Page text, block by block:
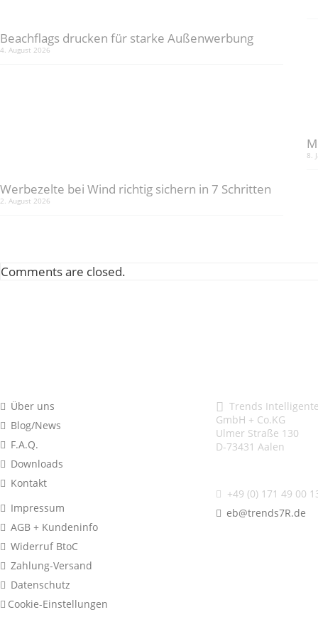
Beachflags drucken für starke Außenwerbung
4. August 2026
Werbezelte bei Wind richtig sichern in 7 Schritten
2. August 2026
8.
Comments are closed.
Über uns
Blog/News
F.A.Q.
Downloads
Kontakt
Impressum
AGB + Kundeninfo
Widerruf BtoC
Zahlung-Versand
Datenschutz
Cookie-Einstellungen
Trends
GmbH + Co.KG
Ulmer Straße 130
D-73431 Aalen
+49 (0) 171 49 00
eb@trends7R.de